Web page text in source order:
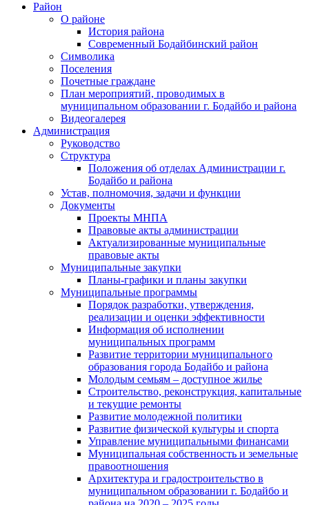
Район
О районе
История района
Современный Бодайбинский район
Символика
Поселения
Почетные граждане
План мероприятий, проводимых в
муниципальном образовании г. Бодайбо и района
Видеогалерея
Администрация
Руководство
Структура
Положения об отделах Администрации г.
Бодайбо и района
Устав, полномочия, задачи и функции
Документы
Проекты МНПА
Правовые акты администрации
Актуализированные муниципальные
правовые акты
Муниципальные закупки
Планы-графики и планы закупки
Муниципальные программы
Порядок разработки, утверждения,
реализации и оценки эффективности
Информация об исполнении
муниципальных программ
Развитие территории муниципального
образования города Бодайбо и района
Молодым семьям – доступное жилье
Строительство, реконструкция, капитальные
и текущие ремонты
Развитие молодежной политики
Развитие физической культуры и спорта
Управление муниципальными финансами
Муниципальная собственность и земельные
правоотношения
Архитектура и градостроительство в
муниципальном образовании г. Бодайбо и